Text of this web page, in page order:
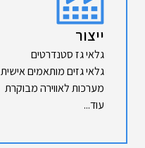
ייצור
גלאי גז סטנדרטים
גלאי גזים מותאמים אישית
מערכות לאווירה מבוקרת
עוד...